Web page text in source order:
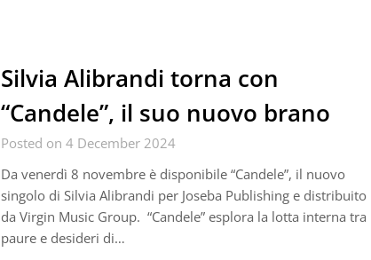
Silvia Alibrandi torna con
“Candele”, il suo nuovo brano
Posted on 4 December 2024
Da venerdì 8 novembre è disponibile “Candele”, il nuovo
singolo di Silvia Alibrandi per Joseba Publishing e distribuito
da Virgin Music Group. “Candele” esplora la lotta interna tra
paure e desideri di…